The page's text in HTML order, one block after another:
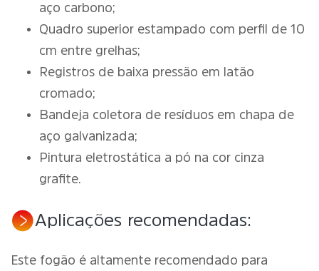
aço carbono;
Quadro superior estampado com perfil de 10
cm entre grelhas;
Registros de baixa pressão em latão
cromado;
Bandeja coletora de resíduos em chapa de
aço galvanizada;
Pintura eletrostática a pó na cor cinza
grafite.
Aplicações recomendadas:
Este fogão é altamente recomendado para